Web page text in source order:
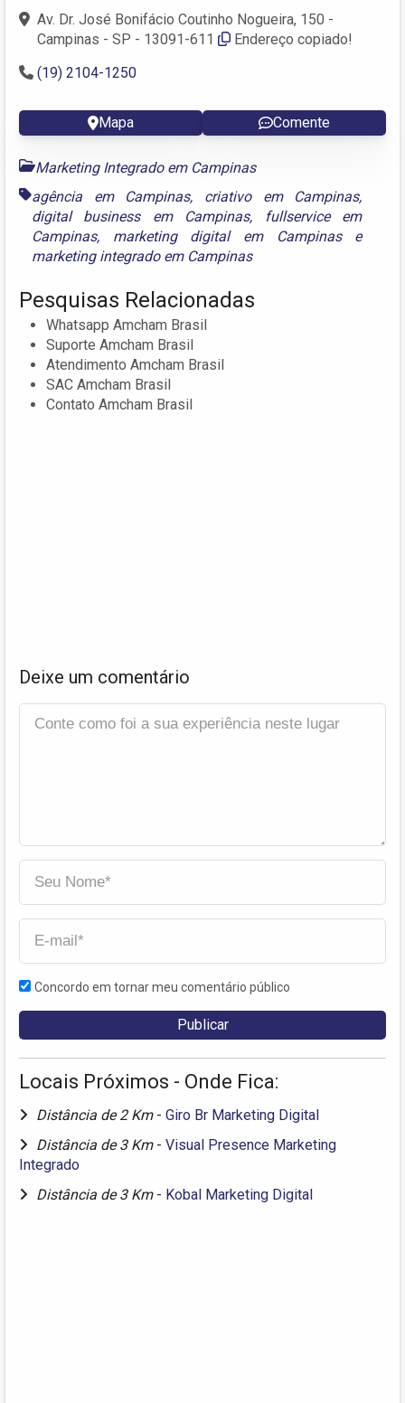
Av. Dr. José Bonifácio Coutinho Nogueira, 150 -
Campinas - SP - 13091-611
Endereço copiado!
(19) 2104-1250
Mapa Comente
Marketing Integrado em Campinas
agência em Campinas, criativo em Campinas,
digital business em Campinas,
fullservice em
Campinas, marketing digital em Campinase
marketing integrado em Campinas
Pesquisas Relacionadas
Whatsapp Amcham Brasil
Suporte Amcham Brasil
Atendimento Amcham Brasil
SAC Amcham Brasil
Contato Amcham Brasil
Deixe um comentário
Concordo em tornar meu comentário público
Locais Próximos - Onde Fica:
Distância de 2 Km - Giro Br Marketing Digital
Distância de 3 Km - Visual Presence Marketing
Integrado
Distância de 3 Km - Kobal Marketing Digital